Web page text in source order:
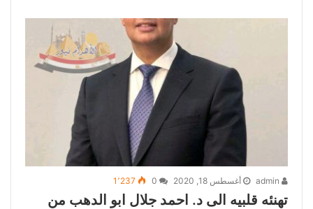
أغسطس 18, 2020 1٬237
تهنئه قلبيه الى د. احمد جلال ابو الدهب من